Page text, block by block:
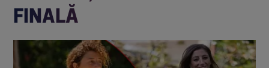
FINALĂ